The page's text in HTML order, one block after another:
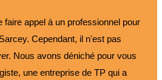
faire appel à un professionnel pour
Cependant, il n'est pas
Nous avons déniché pour vous
une entreprise de TP qui a